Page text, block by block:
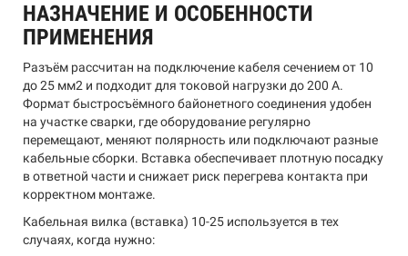
НАЗНАЧЕНИЕ И ОСОБЕННОСТИ
ПРИМЕНЕНИЯ
Разъём рассчитан на подключение кабеля сечением от 10
до 25 мм2 и подходит для токовой нагрузки до 200 А.
Формат быстросъёмного байонетного соединения удобен
на участке сварки, где оборудование регулярно
перемещают, меняют полярность или подключают разные
кабельные сборки. Вставка обеспечивает плотную посадку
в ответной части и снижает риск перегрева контакта при
корректном монтаже.
Кабельная вилка (вставка) 10-25 используется в тех
случаях, когда нужно: